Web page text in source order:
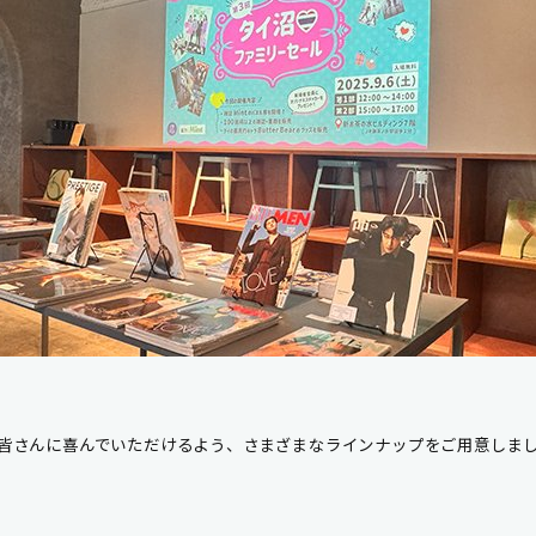
さんに喜んでいただけるよう、さまざまなラインナップをご用意しま